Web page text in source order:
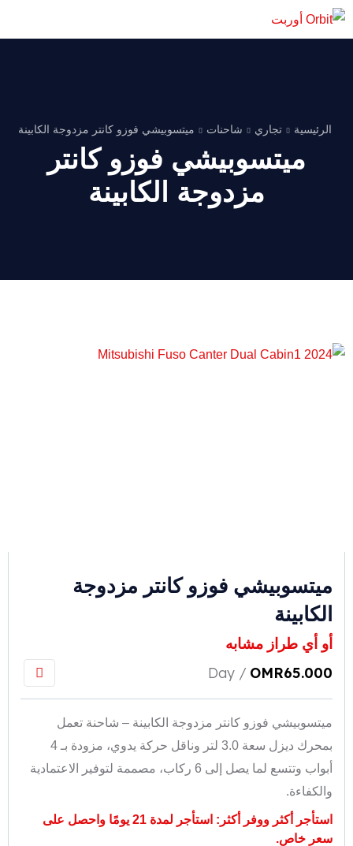
الرئيسية تجاري شاحنات ميتسوبيشي فوزو كانتر مزدوجة الكابينة
ميتسوبيشي فوزو كانتر
مزدوجة الكابينة
ميتسوبيشي فوزو كانتر مزدوجة
الكابينة
أو أي طراز مشابه
OMR65.000
/ Day
ميتسوبيشي فوزو كانتر مزدوجة الكابينة – شاحنة تعمل
بمحرك ديزل سعة 3.0 لتر وناقل حركة يدوي، مزودة بـ 4
أبواب وتتسع لما يصل إلى 6 ركاب، مصممة لتوفير الاعتمادية
والكفاءة.
استأجر أكثر ووفر أكثر: استأجر لمدة 21 يومًا واحصل على
سعر خاص.